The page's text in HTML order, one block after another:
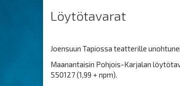
Löytötavarat
Joensuun Tapiossa teatterille
Maanantaisin Pohjois-Karjalan
550127 (1,99 + npm).